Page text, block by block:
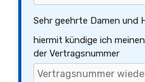
Sehr geehrte Damen und
hiermit kündige ich
der Vertragsnummer